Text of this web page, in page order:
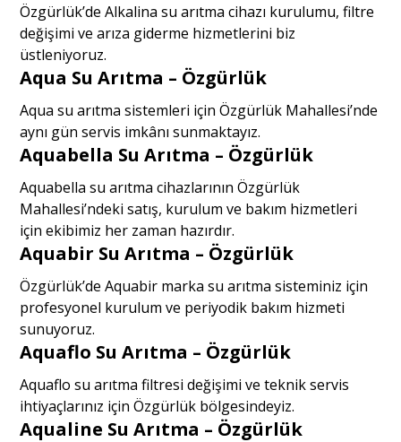
Özgürlük’de Alkalina su arıtma cihazı kurulumu, filtre
değişimi ve arıza giderme hizmetlerini biz
üstleniyoruz.
Aqua Su Arıtma – Özgürlük
Aqua su arıtma sistemleri için Özgürlük Mahallesi’nde
aynı gün servis imkânı sunmaktayız.
Aquabella Su Arıtma – Özgürlük
Aquabella su arıtma cihazlarının Özgürlük
Mahallesi’ndeki satış, kurulum ve bakım hizmetleri
için ekibimiz her zaman hazırdır.
Aquabir Su Arıtma – Özgürlük
Özgürlük’de Aquabir marka su arıtma sisteminiz için
profesyonel kurulum ve periyodik bakım hizmeti
sunuyoruz.
Aquaflo Su Arıtma – Özgürlük
Aquaflo su arıtma filtresi değişimi ve teknik servis
ihtiyaçlarınız için Özgürlük bölgesindeyiz.
Aqualine Su Arıtma – Özgürlük